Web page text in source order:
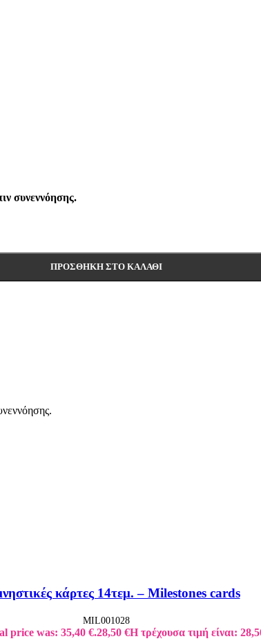
συνεννόησης.
ΠΡΟΣΘΉΚΗ ΣΤΟ ΚΑΛΆΘΙ
κάρτες 14τεμ. – Milestones cards
MIL001028
price was: 35,40 €.28,50 €Η τρέχουσα τιμή είναι: